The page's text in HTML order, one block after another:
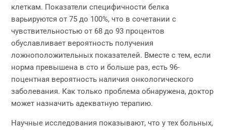
клеткам. Показатели специфичности белка
варьируются от 75 до 100%, что в сочетании с
чувствительностью от 68 до 93 процентов
обуславливает вероятность получения
ложноположительных показателей. Вместе с тем, если
норма превышена в сто и больше раз, есть 96-
поцентная вероятность наличия онкологического
заболевания. Как только проблема обнаружена, доктор
может назначить адекватную терапию.
Научные исследования показывают, что у тех больных,